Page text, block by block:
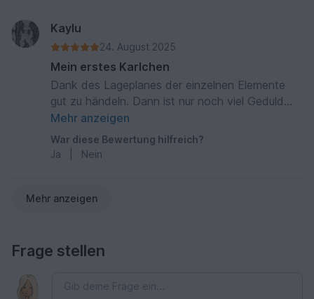
Kaylu
24. August 2025
Mein erstes Karlchen
Dank des Lageplanes der einzelnen Elemente
gut zu händeln. Dann ist nur noch viel Geduld
erforderlich. Aber hat viel Spaß gemacht
Mehr anzeigen
War diese Bewertung hilfreich?
Ja
Nein
Mehr anzeigen
Frage stellen